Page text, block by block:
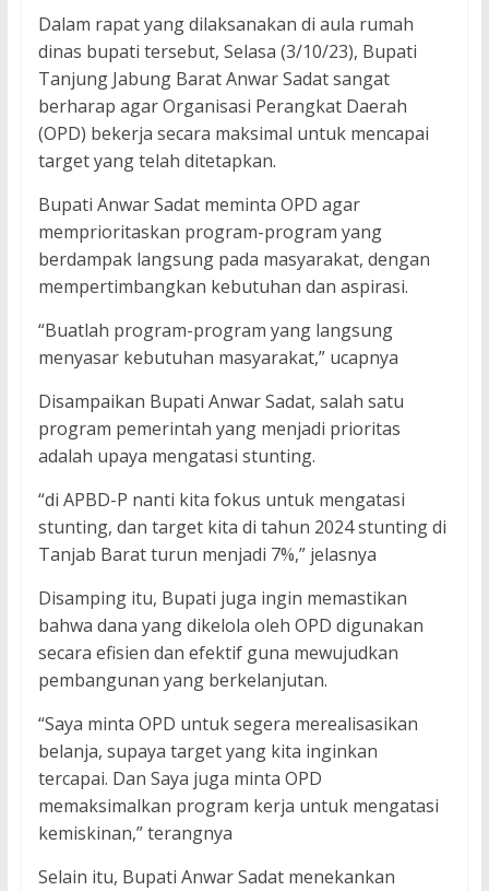
Dalam rapat yang dilaksanakan di aula rumah
dinas bupati tersebut, Selasa (3/10/23), Bupati
Tanjung Jabung Barat Anwar Sadat sangat
berharap agar Organisasi Perangkat Daerah
(OPD) bekerja secara maksimal untuk mencapai
target yang telah ditetapkan.
Bupati Anwar Sadat meminta OPD agar
memprioritaskan program-program yang
berdampak langsung pada masyarakat, dengan
mempertimbangkan kebutuhan dan aspirasi.
“Buatlah program-program yang langsung
menyasar kebutuhan masyarakat,” ucapnya
Disampaikan Bupati Anwar Sadat, salah satu
program pemerintah yang menjadi prioritas
adalah upaya mengatasi stunting.
“di APBD-P nanti kita fokus untuk mengatasi
stunting, dan target kita di tahun 2024 stunting di
Tanjab Barat turun menjadi 7%,” jelasnya
Disamping itu, Bupati juga ingin memastikan
bahwa dana yang dikelola oleh OPD digunakan
secara efisien dan efektif guna mewujudkan
pembangunan yang berkelanjutan.
“Saya minta OPD untuk segera merealisasikan
belanja, supaya target yang kita inginkan
tercapai. Dan Saya juga minta OPD
memaksimalkan program kerja untuk mengatasi
kemiskinan,” terangnya
Selain itu, Bupati Anwar Sadat menekankan